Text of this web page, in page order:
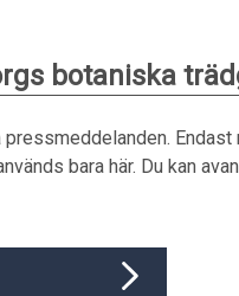
botaniska
pressmeddelanden.
bara här. Du kan